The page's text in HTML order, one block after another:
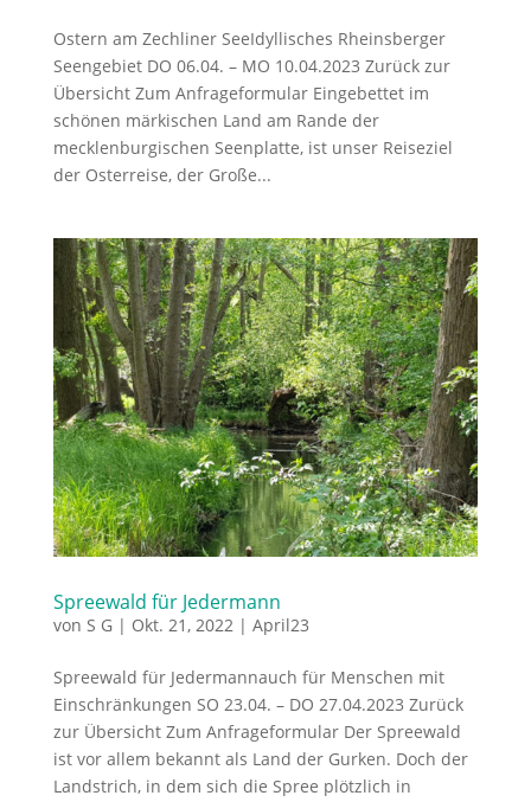
Ostern am Zechliner SeeIdyllisches Rheinsberger
Seengebiet DO 06.04. – MO 10.04.2023 Zurück zur
Übersicht Zum Anfrageformular Eingebettet im
schönen märkischen Land am Rande der
mecklenburgischen Seenplatte, ist unser Reiseziel
der Osterreise, der Große...
Spreewald für Jedermann
von S G| Okt. 21, 2022| April23
Spreewald für Jedermannauch für Menschen mit
Einschränkungen SO 23.04. – DO 27.04.2023 Zurück
zur Übersicht Zum Anfrageformular Der Spreewald
ist vor allem bekannt als Land der Gurken. Doch der
Landstrich, in dem sich die Spree plötzlich in